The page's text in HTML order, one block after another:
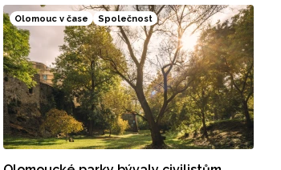
Šerák a Keprník, které turisté hojně
vyhledávají. Stavbou chodníku
se podle odborníků příroda jen
poškodí, chodník mezi vrcholy podle
nich není nutný.
Olomouc v čase Společnost